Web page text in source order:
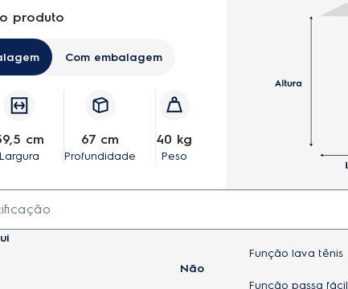
produto
Com embalagem
cm
Largura
67 cm
Profundidade
40 kg
Peso
Não
Função lava tênis
Função passa fácil